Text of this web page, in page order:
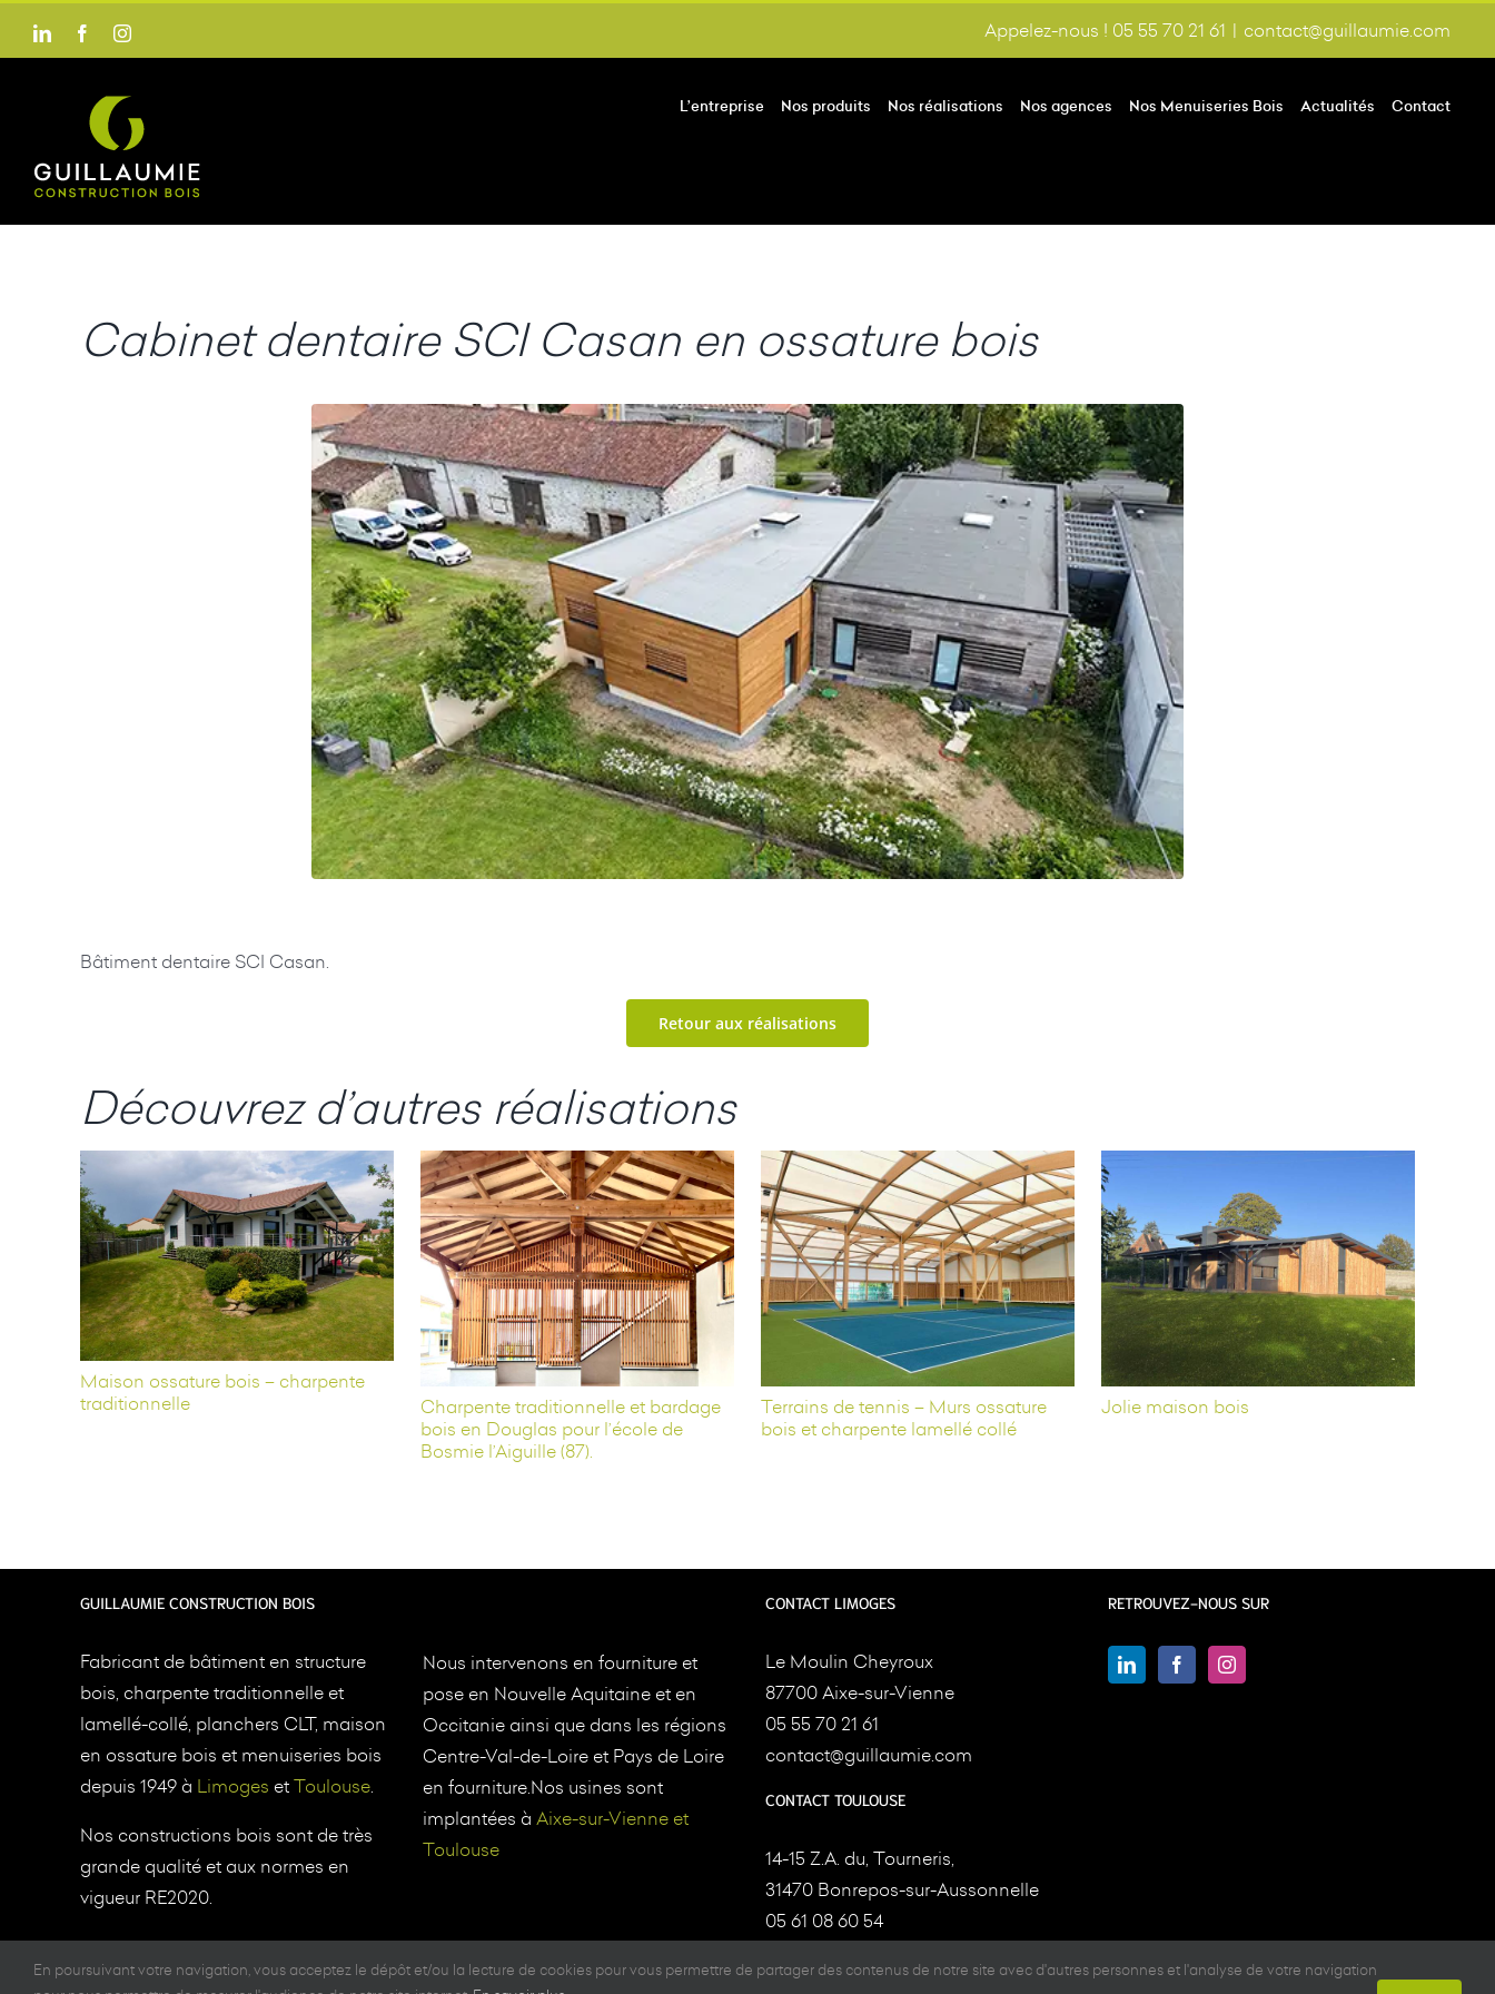
LinkedInFacebookInstagram Appelez-nous ! 05 55 70 21 61 | contact@guillaumie.com
L’entreprise Nos produits Nos réalisations Nos agences Nos Menuiseries Bois Actualités Contact
Cabinet dentaire SCI Casan en ossature bois
Bâtiment dentaire SCI Casan.
Retour aux réalisations
Découvrez d’autres réalisations
Maison ossature bois – charpente
traditionnelle
Charpente traditionnelle et bardage
bois en Douglas pour l’école de
Bosmie l’Aiguille (87).
Terrains de tennis – Murs ossature
bois et charpente lamellé collé
Jolie maison bois
GUILLAUMIE CONSTRUCTION BOIS
Fabricant de bâtiment en structure
bois, charpente traditionnelle et
lamellé-collé, planchers CLT, maison
en ossature bois et menuiseries bois
depuis 1949 à Limoges etToulouse.
Nos constructions bois sont de très
grande qualité et aux normes en
vigueur RE2020.
Nous intervenons en fourniture et
pose en Nouvelle Aquitaine et en
Occitanie ainsi que dans les régions
Centre-Val-de-Loire et Pays de Loire
en fourniture.Nos usines sont
implantées à Aixe-sur-Vienne et
Toulouse
CONTACT LIMOGES
Le Moulin Cheyroux
87700 Aixe-sur-Vienne
05 55 70 21 61
contact@guillaumie.com
CONTACT TOULOUSE
14-15 Z.A. du, Tourneris,
31470 Bonrepos-sur-Aussonnelle
05 61 08 60 54
RETROUVEZ-NOUS SUR
En poursuivant votre navigation, vous acceptez le dépôt et/ou la lecture de cookies pour vous permettre de partager des contenus de notre site avec d'autres personnes et l'analyse de votre navigation